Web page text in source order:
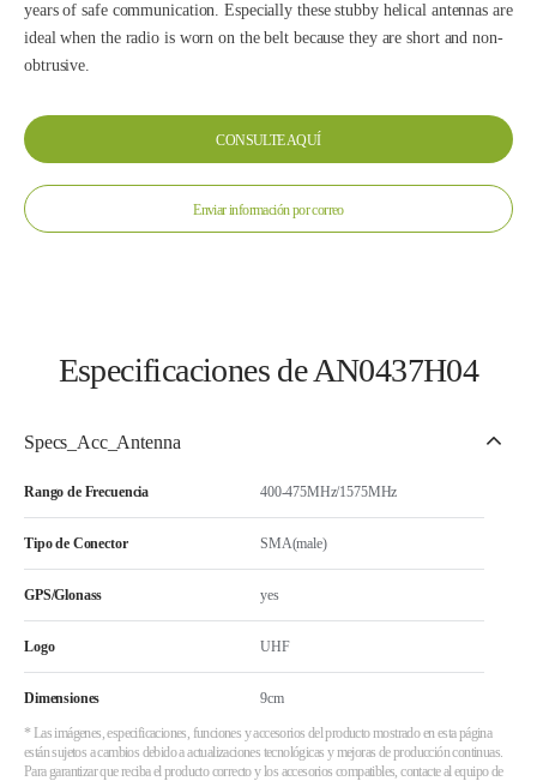
years of safe communication. Especially these stubby helical antennas are
ideal when the radio is worn on the belt because they are short and non-
obtrusive.
CONSULTE AQUÍ
Enviar información por correo
Especificaciones de AN0437H04
Specs_Acc_Antenna
Rango de Frecuencia 400-475MHz/1575MHz
Tipo de Conector SMA(male)
GPS/Glonass yes
Logo UHF
Dimensiones 9cm
* Las imágenes, especificaciones, funciones y accesorios del producto mostrado en esta página
están sujetos a cambios debido a actualizaciones tecnológicas y mejoras de producción continuas.
Para garantizar que reciba el producto correcto y los accesorios compatibles, contacte al equipo de